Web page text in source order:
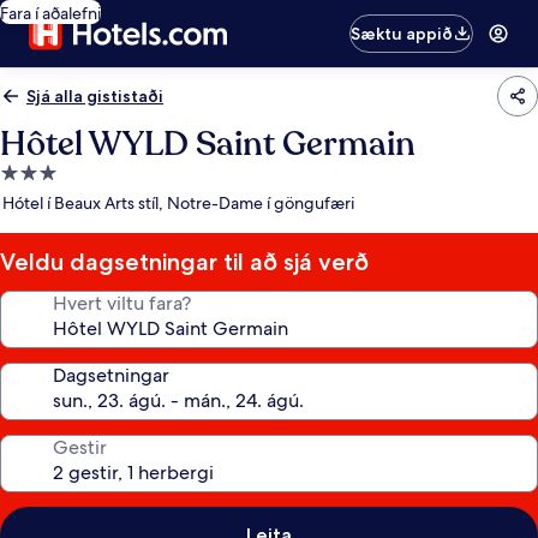
Fara í aðalefni
Sæktu appið
Sjá alla gististaði
Hôtel WYLD Saint Germain
3.0
stjörnu
Hótel í Beaux Arts stíl, Notre-Dame í göngufæri
Veldu dagsetningar til að sjá verð
Hvert viltu fara?
Dagsetningar
Gestir